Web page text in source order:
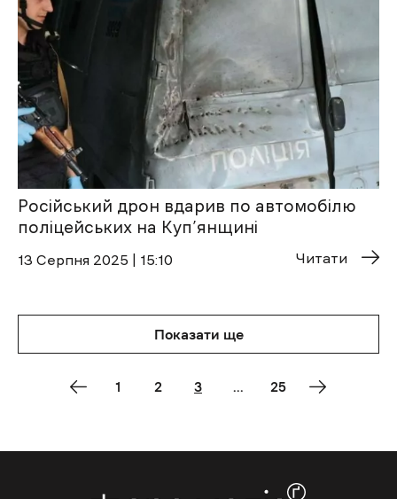
Російський дрон вдарив по автомобілю
поліцейських на Куп’янщині
13 Cерпня 2025 | 15:10 Читати
Показати ще
1 2 3 25